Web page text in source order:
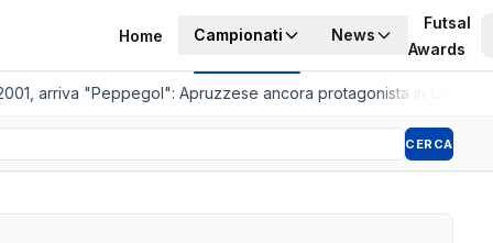
Home Campionati News
Futsal
Awards
arriva "Peppegol": Apruzzese ancora protagonista in C2
CERCA